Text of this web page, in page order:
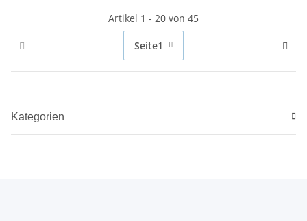
Artikel 1 - 20 von 45
Seite1
Kategorien